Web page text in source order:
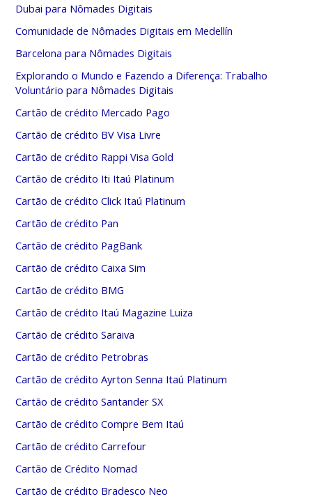
Dubai para Nômades Digitais
Comunidade de Nômades Digitais em Medellín
Barcelona para Nômades Digitais
Explorando o Mundo e Fazendo a Diferença: Trabalho
Voluntário para Nômades Digitais
Cartão de crédito Mercado Pago
Cartão de crédito BV Visa Livre
Cartão de crédito Rappi Visa Gold
Cartão de crédito Iti Itaú Platinum
Cartão de crédito Click Itaú Platinum
Cartão de crédito Pan
Cartão de crédito PagBank
Cartão de crédito Caixa Sim
Cartão de crédito BMG
Cartão de crédito Itaú Magazine Luiza
Cartão de crédito Saraiva
Cartão de crédito Petrobras
Cartão de crédito Ayrton Senna Itaú Platinum
Cartão de crédito Santander SX
Cartão de crédito Compre Bem Itaú
Cartão de crédito Carrefour
Cartão de Crédito Nomad
Cartão de crédito Bradesco Neo